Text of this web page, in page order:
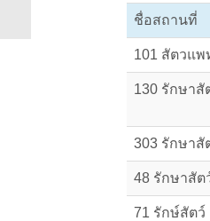
ชื่อสถานที่
101 สัตวแพ
130 รักษาสั
303 รักษาสั
48 รักษาสัต
71 รักษ์สัตว์